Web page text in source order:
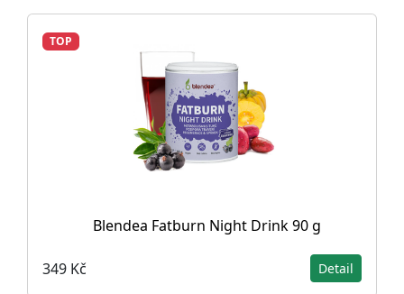
TOP
Blendea Fatburn Night Drink 90 g
349 Kč Detail